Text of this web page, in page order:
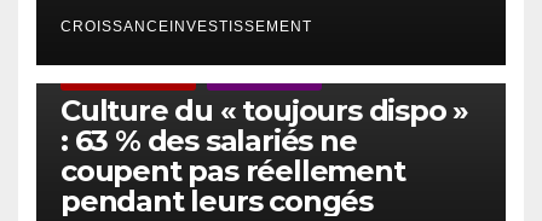
CROISSANCEINVESTISSEMENT
Culture du « toujours dispo »
: 63 % des salariés ne
coupent pas réellement
pendant leurs congés